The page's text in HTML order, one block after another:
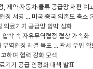
제약·자동차·물류 공급망 재편 예
정 서명 … 미국·중국 의존도 축소
의료기기 공급망 압박 심화
박 속 자유무역협정 협상 가속화
역협정 체결 목표 … 관세 우위 확
하며 협력 강화 모색
기기 공급 안정화 대책 발표